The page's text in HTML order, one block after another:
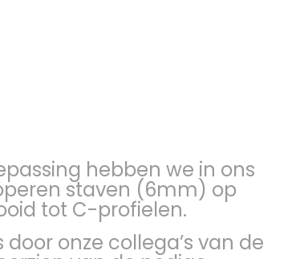
hebben we in ons
staven (6mm) op
tot C-profielen.
onze collega’s van de